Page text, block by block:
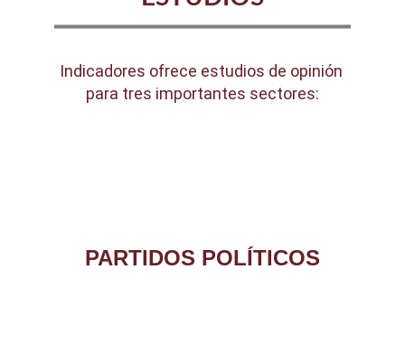
Indicadores ofrece estudios de opinión
para tres importantes sectores:
PARTIDOS POLÍTICOS